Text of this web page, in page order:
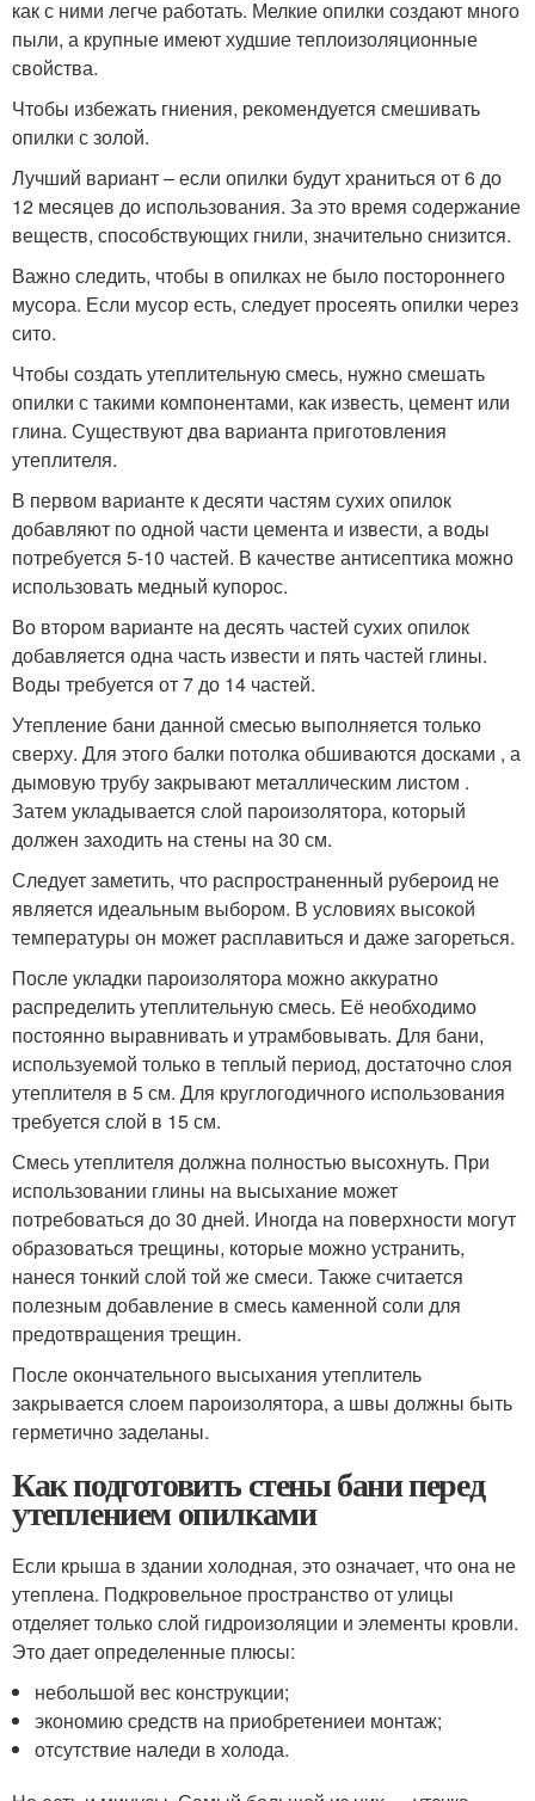
как с ними легче работать. Мелкие опилки создают много
пыли, а крупные имеют худшие теплоизоляционные
свойства.
Чтобы избежать гниения, рекомендуется смешивать
опилки с золой.
Лучший вариант – если опилки будут храниться от 6 до
12 месяцев до использования. За это время содержание
веществ, способствующих гнили, значительно снизится.
Важно следить, чтобы в опилках не было постороннего
мусора. Если мусор есть, следует просеять опилки через
сито.
Чтобы создать утеплительную смесь, нужно смешать
опилки с такими компонентами, как известь, цемент или
глина. Существуют два варианта приготовления
утеплителя.
В первом варианте к десяти частям сухих опилок
добавляют по одной части цемента и извести, а воды
потребуется 5-10 частей. В качестве антисептика можно
использовать медный купорос.
Во втором варианте на десять частей сухих опилок
добавляется одна часть извести и пять частей глины.
Воды требуется от 7 до 14 частей.
Утепление бани данной смесью выполняется только
сверху. Для этого балки потолка обшиваются досками , а
дымовую трубу закрывают металлическим листом .
Затем укладывается слой пароизолятора, который
должен заходить на стены на 30 см.
Следует заметить, что распространенный рубероид не
является идеальным выбором. В условиях высокой
температуры он может расплавиться и даже загореться.
После укладки пароизолятора можно аккуратно
распределить утеплительную смесь. Её необходимо
постоянно выравнивать и утрамбовывать. Для бани,
используемой только в теплый период, достаточно слоя
утеплителя в 5 см. Для круглогодичного использования
требуется слой в 15 см.
Смесь утеплителя должна полностью высохнуть. При
использовании глины на высыхание может
потребоваться до 30 дней. Иногда на поверхности могут
образоваться трещины, которые можно устранить,
нанеся тонкий слой той же смеси. Также считается
полезным добавление в смесь каменной соли для
предотвращения трещин.
После окончательного высыхания утеплитель
закрывается слоем пароизолятора, а швы должны быть
герметично заделаны.
Как подготовить стены бани перед
утеплением опилками
Если крыша в здании холодная, это означает, что она не
утеплена. Подкровельное пространство от улицы
отделяет только слой гидроизоляции и элементы кровли.
Это дает определенные плюсы:
небольшой вес конструкции;
экономию средств на приобретениеи монтаж;
отсутствие наледи в холода.